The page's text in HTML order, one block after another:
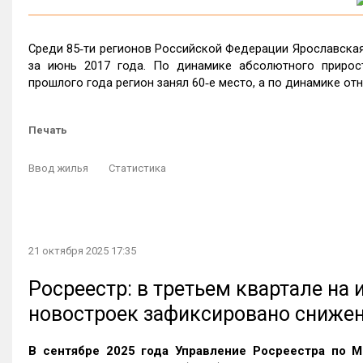
Среди 85‑ти регионов Российской Федерации
за июнь 2017 года. По динамике абсолютного
прошлого года регион занял 60‑е место, а по динамике
Печать
Ввод жилья Статистика
21 октября 2025 17:35
Росреестр: в третьем квартале
новостроек зафиксировано
В сентябре 2025 года Управление Росреестра по